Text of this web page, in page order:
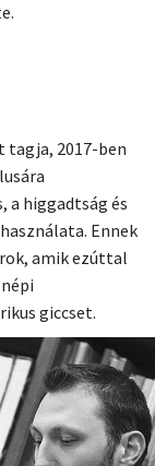
tagja, 2017-ben
higgadtság és
Ennek
amik ezúttal
giccset.